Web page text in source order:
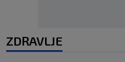
ZDRAVLJE